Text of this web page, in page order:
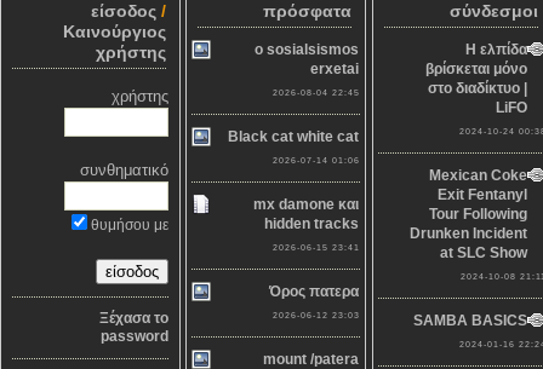
είσοδος/
Καινούργιος
χρήστης
χρήστης
συνθηματικό
θυμήσου με
Ξέχασα το
password
πρόσφατα
o sosialsismos
erxetai
2026-08-04 22:45
Black cat white cat
2026-07-14 01:06
mx damone και
hidden tracks
2026-06-15 23:41
Όρος πατερα
2026-06-12 23:03
mount /patera
σύνδεσμοι
Η ελπίδα
βρίσκεται μόνο
στο διαδίκτυο |
LiFO
2024-10-24
Mexican Coke
Exit Fentanyl
Tour Following
Drunken Incident
at SLC Show
2024-10-08
SAMBA BASICS
2024-01-16